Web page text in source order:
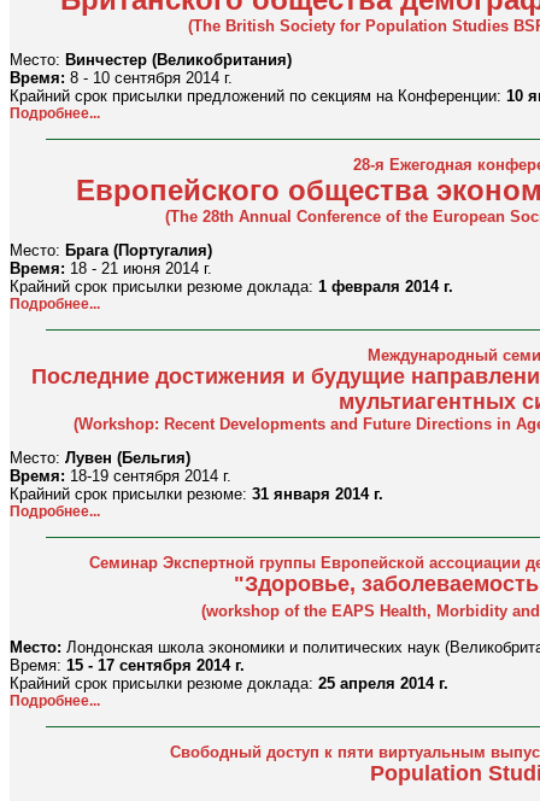
(The British Society for Population Studies
Место: Винчестер (Великобритания)
Время: 8 - 10 сентября 2014 г.
Крайний срок присылки предложений по секциям на Конференции: 10
Подробнее...
28-я Ежегодная
Европейского общества
(The 28th Annual Conference of the European
Место: Брага (Португалия)
Время: 18 - 21 июня 2014 г.
Крайний срок присылки резюме доклада: 1 февраля 2014 г.
Подробнее...
Международный
Последние достижения и будущие
мультиагентных
(Workshop: Recent Developments and Future Directions in
Место: Лувен (Бельгия)
Время: 18-19 сентября 2014 г.
Крайний срок присылки резюме: 31 января 2014 г.
Подробнее...
Семинар Экспертной группы Европейской ассоциации
"Здоровье,
(workshop of the EAPS Health, Morbidity
Место: Лондонская школа экономики и политических наук
Время: 15 - 17 сентября 2014 г.
Крайний срок присылки резюме доклада: 25 апреля 2014 г.
Подробнее...
Свободный доступ к пяти виртуальным
Population